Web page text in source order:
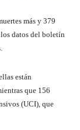
más y 379
datos del boletín
están
que 156
(UCI), que